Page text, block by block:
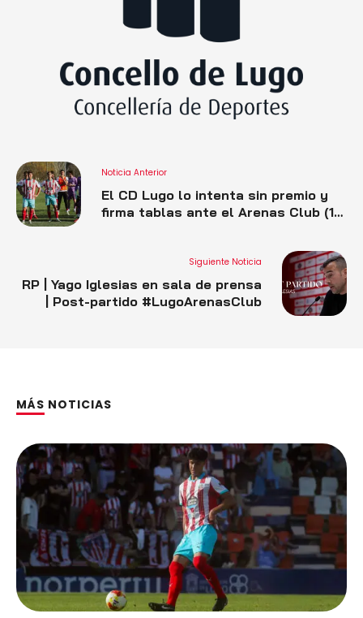
Noticia Anterior
El CD Lugo lo intenta sin premio y
firma tablas ante el Arenas Club (1-
Siguiente Noticia
RP | Yago Iglesias en sala de prensa
| Post-partido #LugoArenasClub
MÁS NOTICIAS